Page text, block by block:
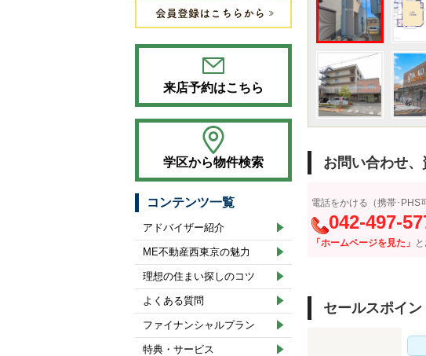
お問い合わせ
電話をかける（携帯･PHS
042-497-
「ホームページを見た」
セールスポイン
来店予約はこちら
学区から物件検索
コンテンツ一覧
アドバイザー紹介
ME不動産西東京の魅力
理想の住まい探しのコツ
よくある質問
ファイナンシャルプラン
特典・サービス